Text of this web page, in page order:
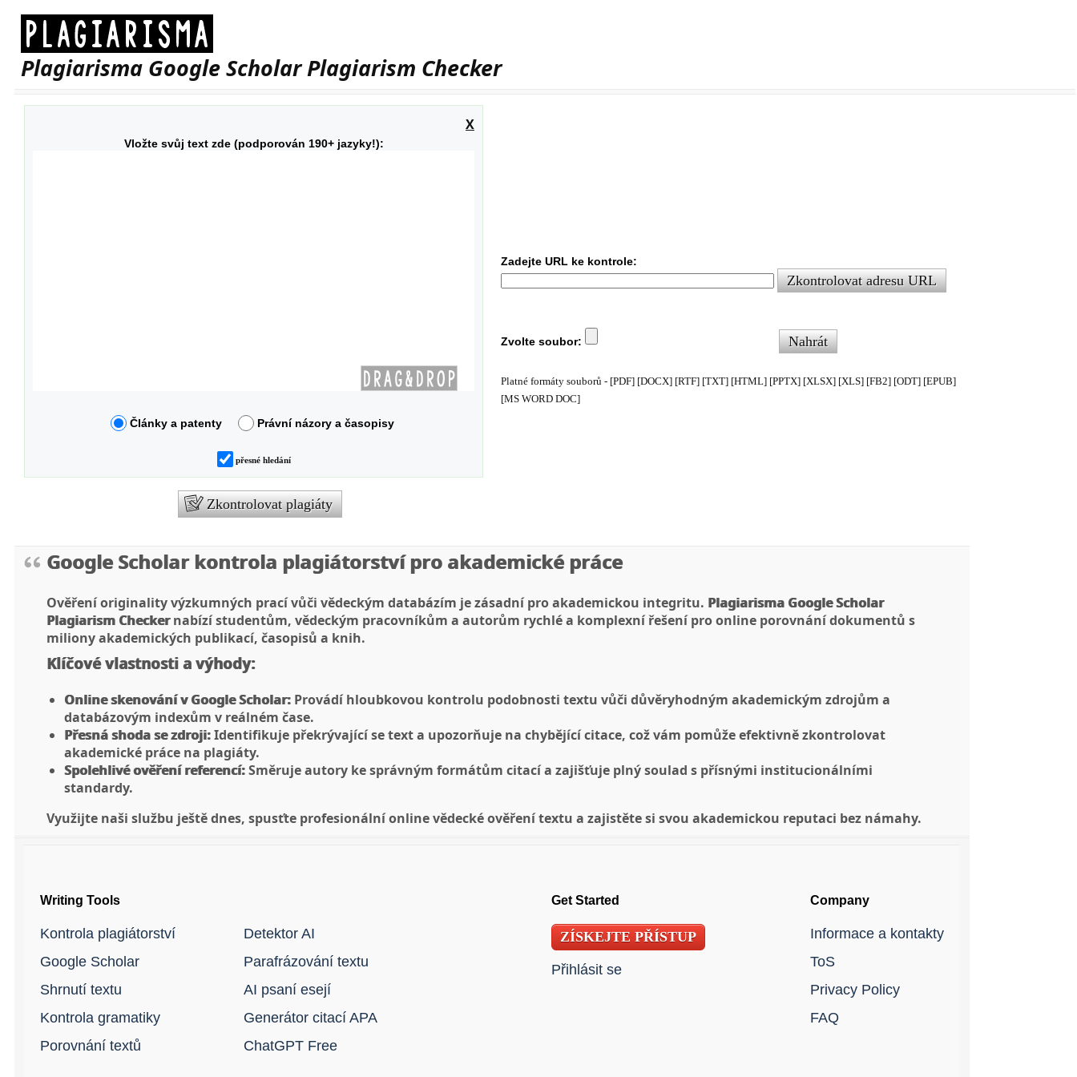
Plagiarisma Google Scholar Plagiarism Checker
X
Vložte svůj text zde (podporován 190+ jazyky!):
Články a patenty Právní názory a časopisy
přesné hledání
Zkontrolovat plagiáty
Zadejte URL ke kontrole:
Zkontrolovat adresu URL
Zvolte soubor: Nahrát
Platné formáty souborů - [PDF] [DOCX] [RTF] [TXT] [HTML] [PPTX] [XLSX] [XLS] [FB2] [ODT] [EPUB]
[MS WORD DOC]
Google Scholar kontrola plagiátorství pro akademické práce
Ověření originality výzkumných prací vůči vědeckým databázím je zásadní pro akademickou integritu. Plagiarisma Google Scholar
Plagiarism Checkernabízí studentům, vědeckým pracovníkům a autorům rychlé a komplexní řešení pro online porovnání dokumentů s
miliony akademických publikací, časopisů a knih.
Klíčové vlastnosti a výhody:
Online skenování v Google Scholar: Provádí hloubkovou kontrolu podobnosti textu vůči důvěryhodným akademickým zdrojům a
databázovým indexům v reálném čase.
Přesná shoda se zdroji:Identifikuje překrývající se text a upozorňuje na chybějící citace, což vám pomůže efektivně zkontrolovat
akademické práce na plagiáty.
Spolehlivé ověření referencí:Směruje autory ke správným formátům citací a zajišťuje plný soulad s přísnými institucionálními
standardy.
Využijte naši službu ještě dnes, spusťte profesionální online vědecké ověření textu a zajistěte si svou akademickou reputaci bez námahy.
Writing Tools
Kontrola plagiátorství
Google Scholar
Shrnutí textu
Kontrola gramatiky
Porovnání textů
Detektor AI
Parafrázování textu
AI psaní esejí
Generátor citací APA
ChatGPT Free
Get Started
ZÍSKEJTE PŘÍSTUP
Přihlásit se
Company
Informace a kontakty
ToS
Privacy Policy
FAQ